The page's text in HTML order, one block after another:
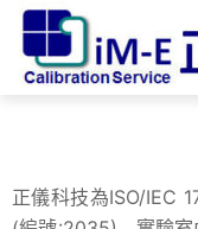
正儀科技為ISO/IEC